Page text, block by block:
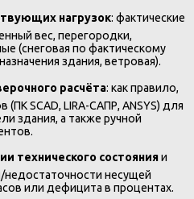
нагрузок: фактические
вес, перегородки,
(снеговая по фактическому
здания, ветровая).
расчёта: как правило,
SCAD, LIRA-САПР, ANSYS) для
здания, а также ручной
технического состоянияи
несущей
или дефицита в процентах.